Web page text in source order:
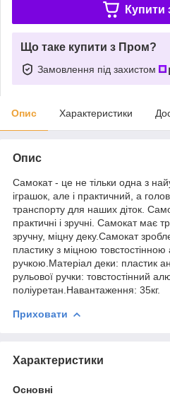
Купити
Що таке купити з Пром?
Замовлення під захистом
Опис Характеристики
Опис
Самокат - це не тільки одна з
іграшок, але і практичний, а
транспорту для наших діток.
практичні і зручні. Самокат має
зручну, міцну деку.Самокат
пластику з міцною
ручкою.Матеріал деки: пластик
рульової ручки: товстостінний
поліуретан.Навантаження: 35кг.
Приховати
Характеристики
Основні